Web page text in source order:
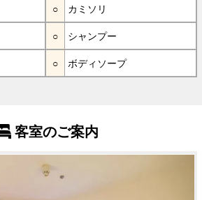
カミソリ
シャンプー
ボディソープ
客室のご案内